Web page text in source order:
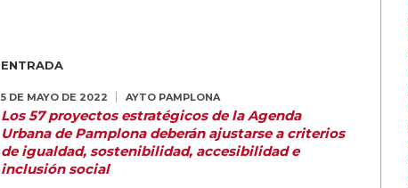
ENTRADA
5 DE MAYO DE 2022 AYTO PAMPLONA
Los 57 proyectos estratégicos de la Agenda
Urbana de Pamplona deberán ajustarse a criterios
de igualdad, sostenibilidad, accesibilidad e
inclusión social